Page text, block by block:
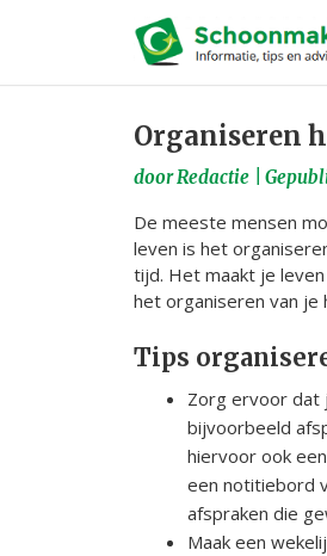
Skip
content
Organiseren
doorRedactie
De meeste mensen
leven is het
tijd. Het maakt je
het organiseren van je
Tips
Zorg ervoor dat
bijvoorbeeld
hiervoor ook
een notitiebord
afspraken die
Maak een